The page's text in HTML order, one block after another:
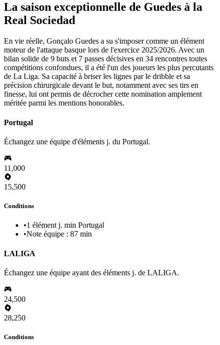
La saison exceptionnelle de Guedes à la
Real Sociedad
En vie réelle, Gonçalo Guedes a su s'imposer comme un élément
moteur de l'attaque basque lors de l'exercice 2025/2026. Avec un
bilan solide de 9 buts et 7 passes décisives en 34 rencontres toutes
compétitions confondues, il a été l'un des joueurs les plus percutants
de La Liga. Sa capacité à briser les lignes par le dribble et sa
précision chirurgicale devant le but, notamment avec ses tirs en
finesse, lui ont permis de décrocher cette nomination amplement
méritée parmi les mentions honorables.
Portugal
Échangez une équipe d'éléments j. du Portugal.
11,000
15,500
Conditions
•1 élément j. min Portugal
•Note équipe : 87 min
LALIGA
Échangez une équipe ayant des éléments j. de LALIGA.
24,500
28,250
Conditions